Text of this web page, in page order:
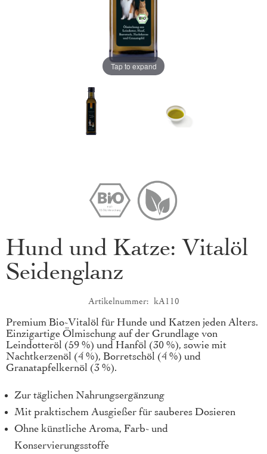
Tap to expand
Hund und Katze: Vitalöl
Seidenglanz
Artikelnummer kA110
Produktkurzbeschreibung
Premium Bio-Vitalöl für Hunde und Katzen jeden Alters.
Einzigartige Ölmischung auf der Grundlage von
Leindotteröl (59 %) und Hanföl (30 %), sowie mit
Nachtkerzenöl (4 %), Borretschöl (4 %) und
Granatapfelkernöl (3 %).
Zur täglichen Nahrungsergänzung
Mit praktischem Ausgießer für sauberes Dosieren
Ohne künstliche Aroma, Farb- und
Konservierungsstoffe